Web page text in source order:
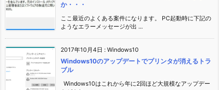
か・・・
ここ最近のよくある案件になります。 PC起動時に下記の
ようなエラーメッセージが出 ...
2017年10月4日 : Windows10
Windows10のアップデートでプリンタが消えるトラ
ブル
Windows10はこれから年に2回ほど大規模なアップデー